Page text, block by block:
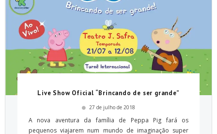
Live Show Oficial “Brincando de ser grande”
27 de julho de 2018
A nova aventura da família de Peppa Pig fará os
pequenos viajarem num mundo de imaginação super